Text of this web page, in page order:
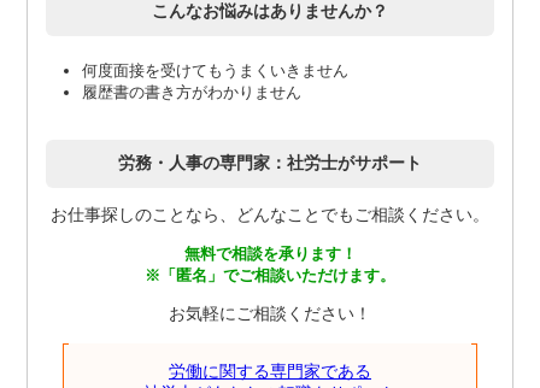
こんなお悩みはありませんか？
何度面接を受けてもうまくいきません
履歴書の書き方がわかりません
労務・人事の専門家：社労士がサポート
お仕事探しのことなら、どんなことでもご相談ください。
無料で相談を承ります！
※「匿名」でご相談いただけます。
お気軽にご相談ください！
労働に関する専門家である